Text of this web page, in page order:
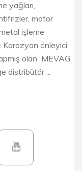
yağları,
motor
işleme
Korozyon önleyici
olan MEVAG
distribütör ...